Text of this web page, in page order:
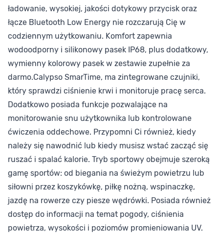
ładowanie, wysokiej, jakości dotykowy przycisk oraz
łącze Bluetooth Low Energy nie rozczarują Cię w
codziennym użytkowaniu. Komfort zapewnia
wodoodporny i silikonowy pasek IP68, plus dodatkowy,
wymienny kolorowy pasek w zestawie zupełnie za
darmo.Calypso SmarTime, ma zintegrowane czujniki,
który sprawdzi ciśnienie krwi i monitoruje pracę serca.
Dodatkowo posiada funkcje pozwalające na
monitorowanie snu użytkownika lub kontrolowane
ćwiczenia oddechowe. Przypomni Ci również, kiedy
należy się nawodnić lub kiedy musisz wstać zacząć się
ruszać i spalać kalorie. Tryb sportowy obejmuje szeroką
gamę sportów: od biegania na świeżym powietrzu lub
siłowni przez koszykówkę, piłkę nożną, wspinaczkę,
jazdę na rowerze czy piesze wędrówki. Posiada również
dostęp do informacji na temat pogody, ciśnienia
powietrza, wysokości i poziomów promieniowania UV.